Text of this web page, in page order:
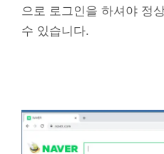
으로 로그인을 하셔야 정
수 있습니다.